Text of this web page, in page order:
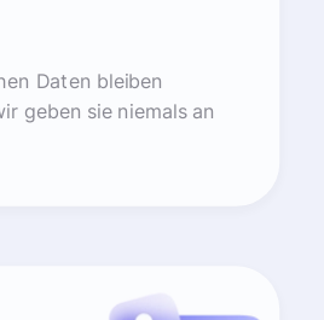
Daten bleiben
geben sie niemals an